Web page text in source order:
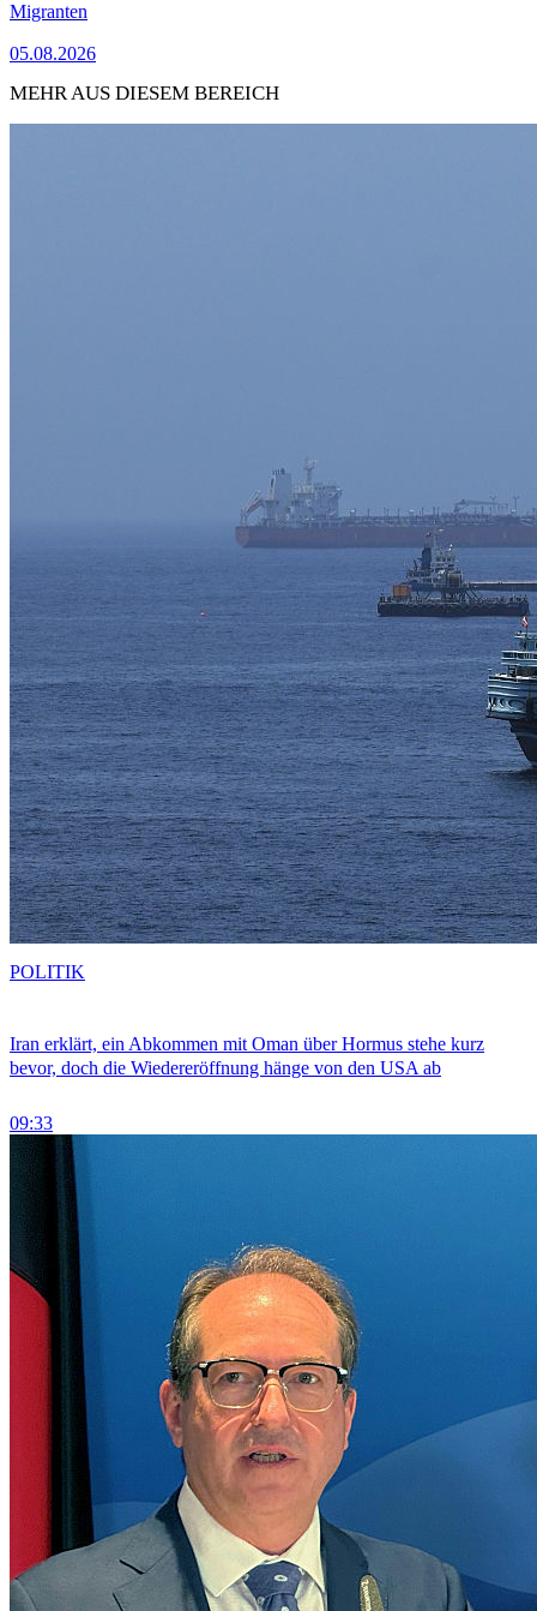
Migranten
05.08.2026
MEHR AUS DIESEM BEREICH
Iran erklärt, ein Abkommen mit Oman über Hormus stehe kurz
bevor, doch die Wiedereröffnung hänge von den USA ab
09:33
POLITIK